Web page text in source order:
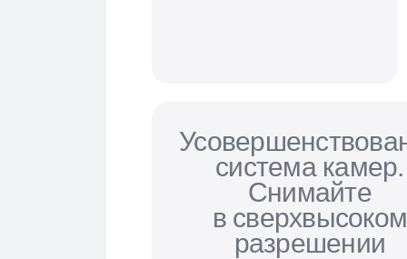
система камер.
Снимайте
в сверхвысоком
разрешении